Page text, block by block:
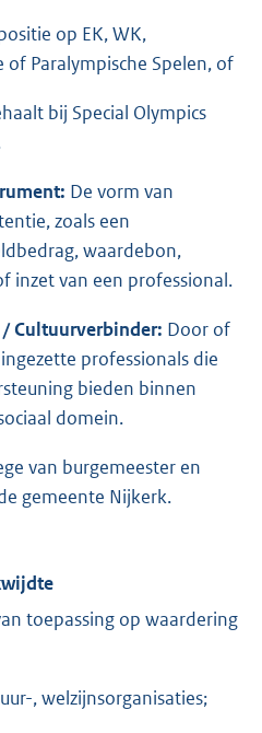
op EK, WK,
of Paralympische Spelen, of
bij Special Olympics
De vorm van
zoals een
waardebon,
inzet van een professional.
Cultuurverbinder: Door of
professionals die
bieden binnen
domein.
van burgemeester en
gemeente Nijkerk.
toepassing op waardering
, welzijnsorganisaties;